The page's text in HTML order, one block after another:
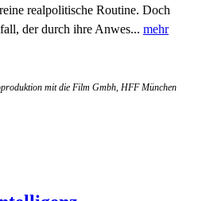
realpolitische Routine. Doch
der durch ihre Anwes... mehr
mit die Film Gmbh, HFF München